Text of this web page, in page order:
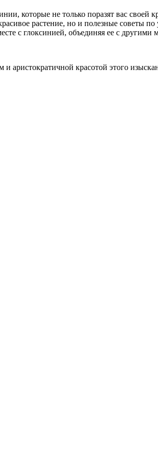
которые не только поразят вас
растение, но и полезные советы по
с глоксинией, объединяя ее с
аристократичной красотой этого